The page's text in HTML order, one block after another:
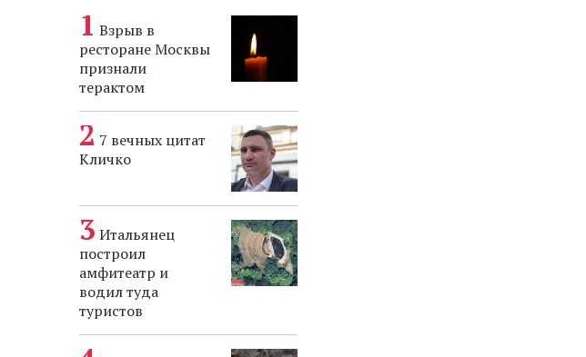
Взрыв в
ресторане Москвы
признали
терактом
7 вечных цитат
Кличко
Итальянец
построил
амфитеатр и
водил туда
туристов